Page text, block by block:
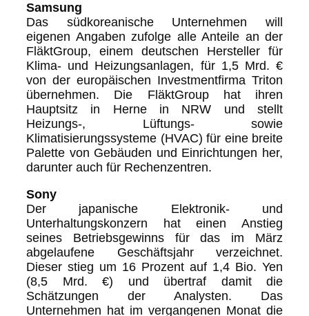
Samsung
Das südkoreanische Unternehmen will
eigenen Angaben zufolge alle Anteile an der
FläktGroup, einem deutschen Hersteller für
Klima- und Heizungsanlagen, für 1,5 Mrd. €
von der europäischen Investmentfirma Triton
übernehmen. Die FläktGroup hat ihren
Hauptsitz in Herne in NRW und stellt
Heizungs-, Lüftungs- sowie
Klimatisierungssysteme (HVAC) für eine breite
Palette von Gebäuden und Einrichtungen her,
darunter auch für Rechenzentren.
Sony
Der japanische Elektronik- und
Unterhaltungskonzern hat einen Anstieg
seines Betriebsgewinns für das im März
abgelaufene Geschäftsjahr verzeichnet.
Dieser stieg um 16 Prozent auf 1,4 Bio. Yen
(8,5 Mrd. €) und übertraf damit die
Schätzungen der Analysten. Das
Unternehmen hat im vergangenen Monat die